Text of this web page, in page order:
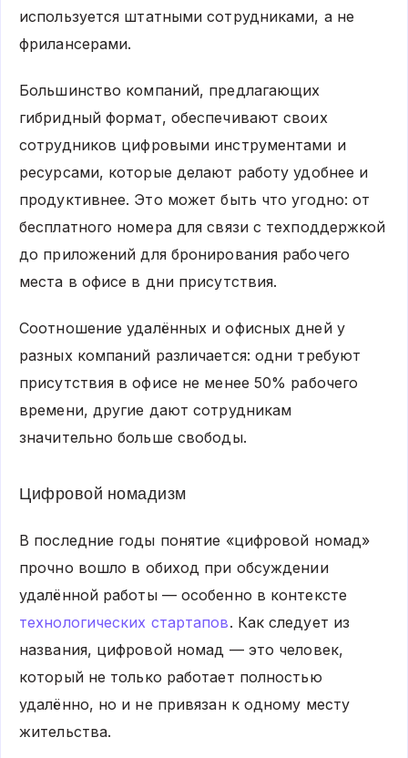
используется штатными сотрудниками, а не
фрилансерами.
Большинство компаний, предлагающих
гибридный формат, обеспечивают своих
сотрудников цифровыми инструментами и
ресурсами, которые делают работу удобнее и
продуктивнее. Это может быть что угодно: от
бесплатного номера для связи с техподдержкой
до приложений для бронирования рабочего
места в офисе в дни присутствия.
Соотношение удалённых и офисных дней у
разных компаний различается: одни требуют
присутствия в офисе не менее 50% рабочего
времени, другие дают сотрудникам
значительно больше свободы.
Цифровой номадизм
В последние годы понятие «цифровой номад»
прочно вошло в обиход при обсуждении
удалённой работы — особенно в контексте
технологических стартапов. Как следует из
названия, цифровой номад — это человек,
который не только работает полностью
удалённо, но и не привязан к одному месту
жительства.